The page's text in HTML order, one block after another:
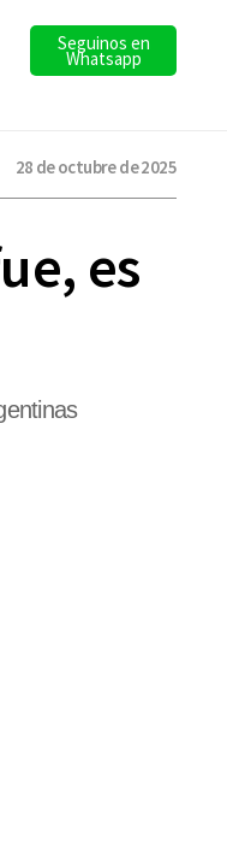
Seguinos en
Whatsapp
28 de octubre de 2025
es